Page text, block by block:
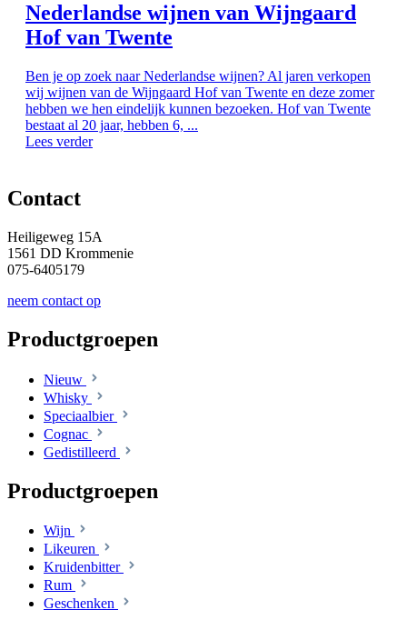
Nederlandse wijnen van Wijngaard
Hof van Twente
Ben je op zoek naar Nederlandse wijnen? Al jaren verkopen
wij wijnen van de Wijngaard Hof van Twente en deze zomer
hebben we hen eindelijk kunnen bezoeken. Hof van Twente
bestaat al 20 jaar, hebben 6, ...
Lees verder
Contact
Heiligeweg 15A
1561 DD Krommenie
075-6405179
neem contact op
Productgroepen
Nieuw
Whisky
Speciaalbier
Cognac
Gedistilleerd
Productgroepen
Wijn
Likeuren
Kruidenbitter
Rum
Geschenken